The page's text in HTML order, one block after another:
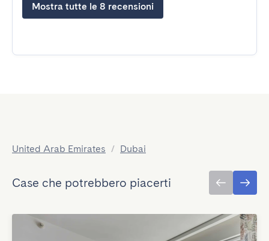
Mostra tutte le 8 recensioni
United Arab Emirates / Dubai
Case che potrebbero piacerti